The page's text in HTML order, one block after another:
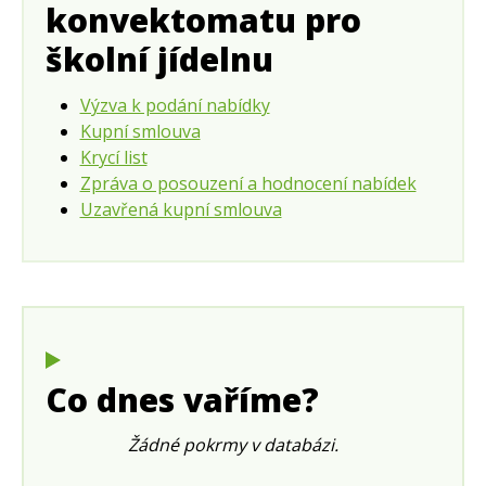
konvektomatu pro
školní jídelnu
Výzva k podání nabídky
Kupní smlouva
Krycí list
Zpráva o posouzení a hodnocení nabídek
Uzavřená kupní smlouva
Co dnes vaříme?
Žádné pokrmy v databázi.